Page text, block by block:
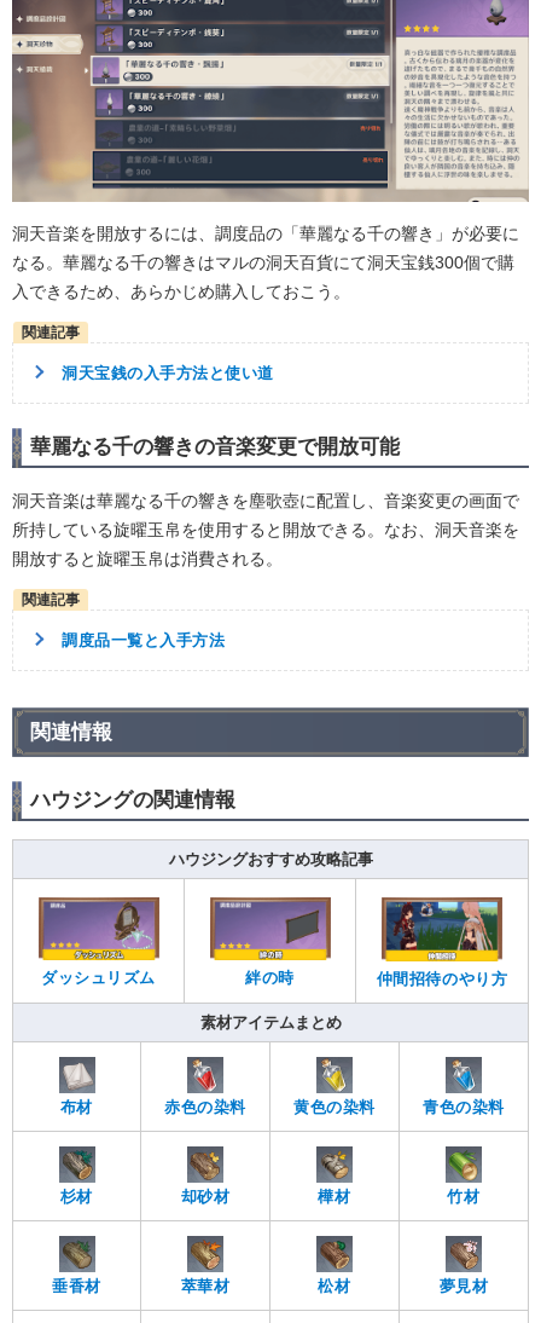
洞天音楽を開放するには、調度品の「華麗なる千の響き」が必要に
なる。華麗なる千の響きはマルの洞天百貨にて洞天宝銭300個で購
入できるため、あらかじめ購入しておこう。
洞天宝銭の入手方法と使い道
華麗なる千の響きの音楽変更で開放可能
洞天音楽は華麗なる千の響きを塵歌壺に配置し、音楽変更の画面で
所持している旋曜玉帛を使用すると開放できる。なお、洞天音楽を
開放すると旋曜玉帛は消費される。
調度品一覧と入手方法
関連情報
ハウジングの関連情報
ハウジングおすすめ攻略記事
ダッシュリズム 絆の時 仲間招待のやり方
素材アイテムまとめ
布材 赤色の染料 黄色の染料 青色の染料
杉材 却砂材 樺材 竹材
垂香材 萃華材 松材 夢見材